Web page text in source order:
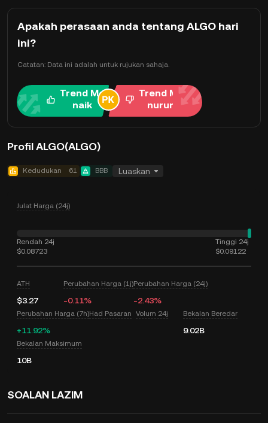
Apakah perasaan anda tentang ALGO hari
ini?
Catatan: Data ini adalah untuk rujukan sahaja.
Trend Me
naik
Trend Me
nurun
Profil ALGO(ALGO)
Kedudukan 61 BBB Luaskan
Julat Harga (24j)
Rendah 24j
$0.08723
Tinggi 24j
$0.09122
ATH
$3.27
Perubahan Harga (1j)
-0.11%
Perubahan Harga (24j)
-2.43%
Perubahan Harga (7h)
+11.92%
Had Pasaran Volum 24j Bekalan Beredar
9.02B
Bekalan Maksimum
10B
SOALAN LAZIM